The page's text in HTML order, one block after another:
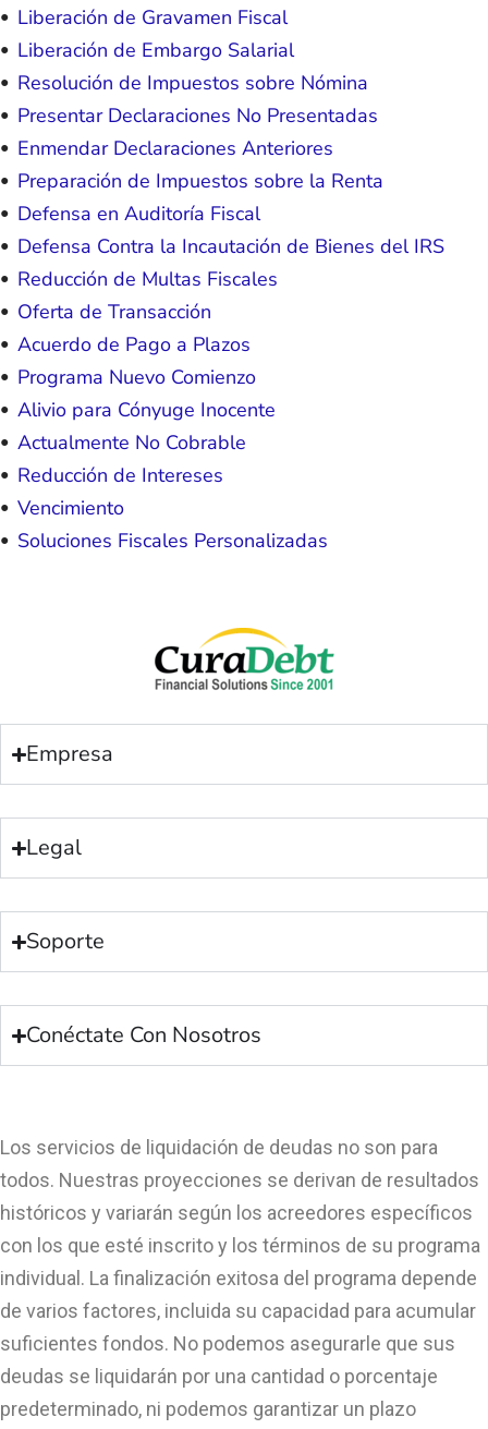
Liberación de Gravamen Fiscal
Liberación de Embargo Salarial
Resolución de Impuestos sobre Nómina
Presentar Declaraciones No Presentadas
Enmendar Declaraciones Anteriores
Preparación de Impuestos sobre la Renta
Defensa en Auditoría Fiscal
Defensa Contra la Incautación de Bienes del IRS
Reducción de Multas Fiscales
Oferta de Transacción
Acuerdo de Pago a Plazos
Programa Nuevo Comienzo
Alivio para Cónyuge Inocente
Actualmente No Cobrable
Reducción de Intereses
Vencimiento
Soluciones Fiscales Personalizadas
Empresa
Legal
Soporte
Conéctate Con Nosotros
Los servicios de liquidación de deudas no son para
todos. Nuestras proyecciones se derivan de resultados
históricos y variarán según los acreedores específicos
con los que esté inscrito y los términos de su programa
individual. La finalización exitosa del programa depende
de varios factores, incluida su capacidad para acumular
suficientes fondos. No podemos asegurarle que sus
deudas se liquidarán por una cantidad o porcentaje
predeterminado, ni podemos garantizar un plazo